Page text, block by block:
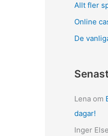
Allt fler
Online
De
Lena om
dagar!
Inger